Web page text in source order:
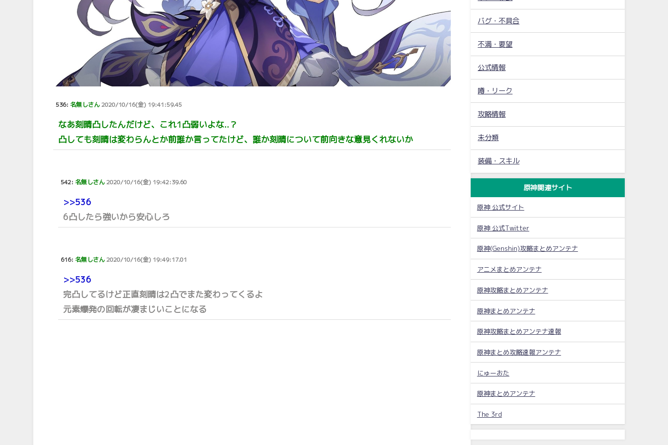
536:名無しさん2020/10/16(金) 19:41:59.45
なあ刻晴凸したんだけど、これ1凸弱いよな..？
凸しても刻晴は変わらんとか前誰か言ってたけど、誰か刻晴について前向きな意見くれないか
542:名無しさん2020/10/16(金) 19:42:39.60
>>536
6凸したら強いから安心しろ
616:名無しさん2020/10/16(金) 19:49:17.01
>>536
完凸してるけど正直刻晴は2凸でまた変わってくるよ
元素爆発の回転が凄まじいことになる
バグ・不具合
不満・要望
公式情報
噂・リーク
攻略情報
未分類
装備・スキル
原神関連サイト
原神 公式サイト
原神 公式Twitter
原神(Genshin)攻略まとめアンテナ
アニメまとめアンテナ
原神攻略まとめアンテナ
原神まとめアンテナ
原神攻略まとめアンテナ速報
原神まとめ攻略速報アンテナ
にゅーおた
原神まとめアンテナ
The 3rd